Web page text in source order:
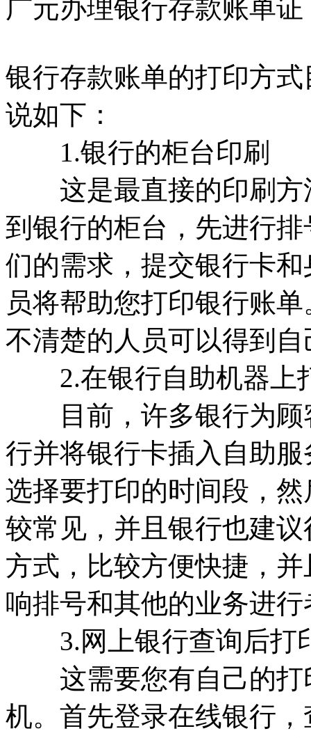
广元办理银行存款账单证
银行存款账单的打印方
说如下：
1.银行的柜台印刷
这是最直接的印刷方
到银行的柜台，先进行
们的需求，提交银行卡
员将帮助您打印银行账
不清楚的人员可以得到
2.在银行自助机器上
目前，许多银行为顾
行并将银行卡插入自助
选择要打印的时间段，
较常见，并且银行也建
方式，比较方便快捷，
响排号和其他的业务进
3.网上银行查询后打
这需要您有自己的打
机。首先登录在线银行